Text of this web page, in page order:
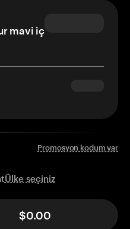
mavi iç
Promosyon kodum var
Ülke seçiniz
$0.00